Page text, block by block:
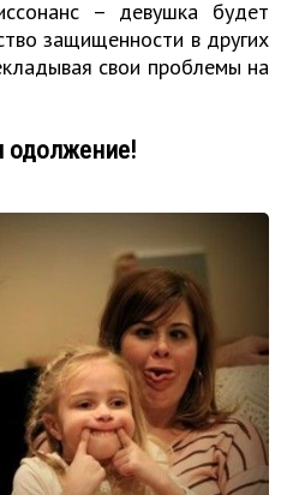
– девушка будет
защищенности в других
свои проблемы на
одолжение!